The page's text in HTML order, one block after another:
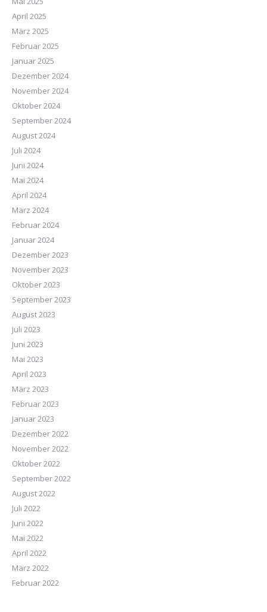
April 2025
März 2025
Februar 2025
Januar 2025
Dezember 2024
November 2024
Oktober 2024
September 2024
August 2024
Juli 2024
Juni 2024
Mai 2024
April 2024
März 2024
Februar 2024
Januar 2024
Dezember 2023
November 2023
Oktober 2023
September 2023
August 2023
Juli 2023
Juni 2023
Mai 2023
April 2023
März 2023
Februar 2023
Januar 2023
Dezember 2022
November 2022
Oktober 2022
September 2022
August 2022
Juli 2022
Juni 2022
Mai 2022
April 2022
März 2022
Februar 2022